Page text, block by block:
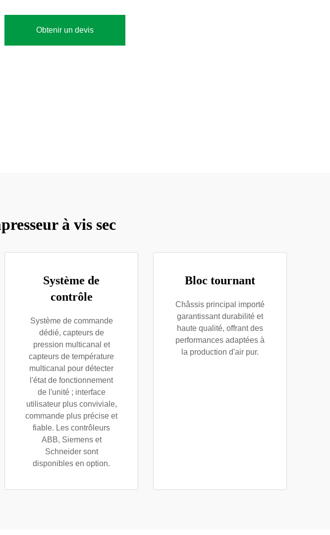
Obtenir un devis
à vis sec
Système de
contrôle
Système de commande
dédié, capteurs de
pression multicanal et
capteurs de température
multicanal pour détecter
l'état de fonctionnement
de l'unité ; interface
utilisateur plus conviviale,
commande plus précise et
fiable. Les contrôleurs
ABB, Siemens et
Schneider sont
disponibles en option.
Bloc tournant
Châssis principal importé
garantissant durabilité et
haute qualité, offrant des
performances adaptées à
la production d'air pur.